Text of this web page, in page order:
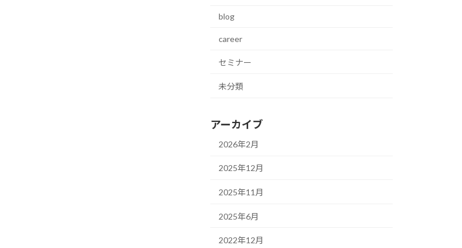
blog
career
セミナー
未分類
アーカイブ
2026年2月
2025年12月
2025年11月
2025年6月
2022年12月